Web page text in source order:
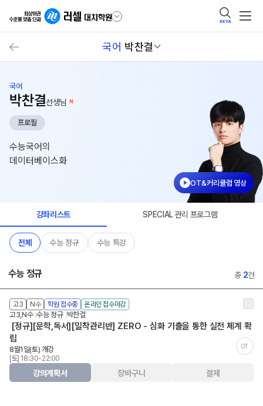
BETA
국어 박찬결
국어
박찬결선생님 N
프로필
수능국어의
데이터베이스화
OT&커리큘럼 영상
강좌리스트 SPECIAL 관리 프로그램
전체 수능 정규 수능 특강
수능 정규 총 2건
고3 N수 학원 접수중 온라인 접수마감
고3,N수 수능 정규 박찬결
[정규][문학,독서][밀착관리반] ZERO - 심화 기출을 통한 실전 체계 확
립
OT
8월1일(토) 개강
[토] 18:30-22:00
강의계획서 장바구니 결제